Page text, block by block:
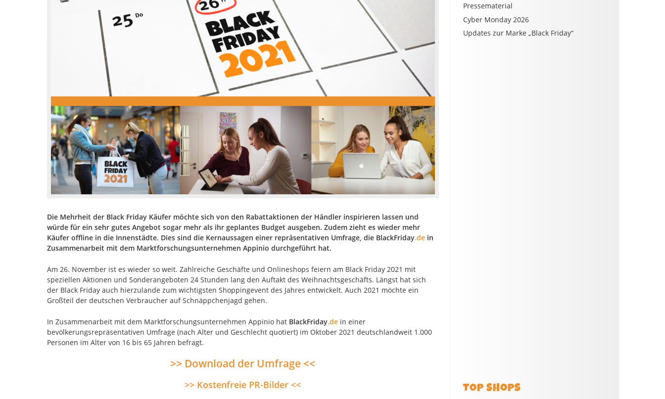
Die Mehrheit der Black Friday Käufer möchte sich von den Rabattaktionen der Händler inspirieren lassen und
würde für ein sehr gutes Angebot sogar mehr als ihr geplantes Budget ausgeben. Zudem zieht es wieder mehr
Käufer offline in die Innenstädte. Dies sind die Kernaussagen einer repräsentativen Umfrage, die BlackFriday.dein
Zusammenarbeit mit dem Marktforschungsunternehmen Appinio durchgeführt hat.
Am 26. November ist es wieder so weit. Zahlreiche Geschäfte und Onlineshops feiern am Black Friday 2021 mit
speziellen Aktionen und Sonderangeboten 24 Stunden lang den Auftakt des Weihnachtsgeschäfts. Längst hat sich
der Black Friday auch hierzulande zum wichtigsten Shoppingevent des Jahres entwickelt. Auch 2021 möchte ein
Großteil der deutschen Verbraucher auf Schnäppchenjagd gehen.
In Zusammenarbeit mit dem Marktforschungsunternehmen Appinio hat BlackFriday.dein einer
bevölkerungsrepräsentativen Umfrage (nach Alter und Geschlecht quotiert) im Oktober 2021 deutschlandweit 1.000
Personen im Alter von 16 bis 65 Jahren befragt.
>> Download der Umfrage <<
>> Kostenfreie PR-Bilder <<
Pressematerial
Cyber Monday 2026
Updates zur Marke „Black Friday“
TOP SHOPS